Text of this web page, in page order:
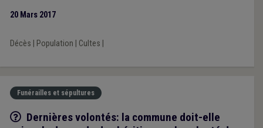
20 Mars 2017
Décès Population Cultes
Funérailles et sépultures
Q/R
Dernières volontés: la commune doit-elle